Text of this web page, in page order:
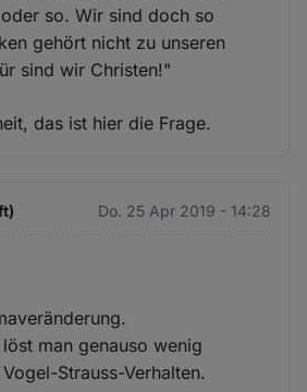
so. Wir sind doch so
gehört nicht zu unseren
sind wir Christen!"
das ist hier die Frage.
Do. 25 Apr 2019 - 14:28
man genauso wenig
Strauss-Verhalten.